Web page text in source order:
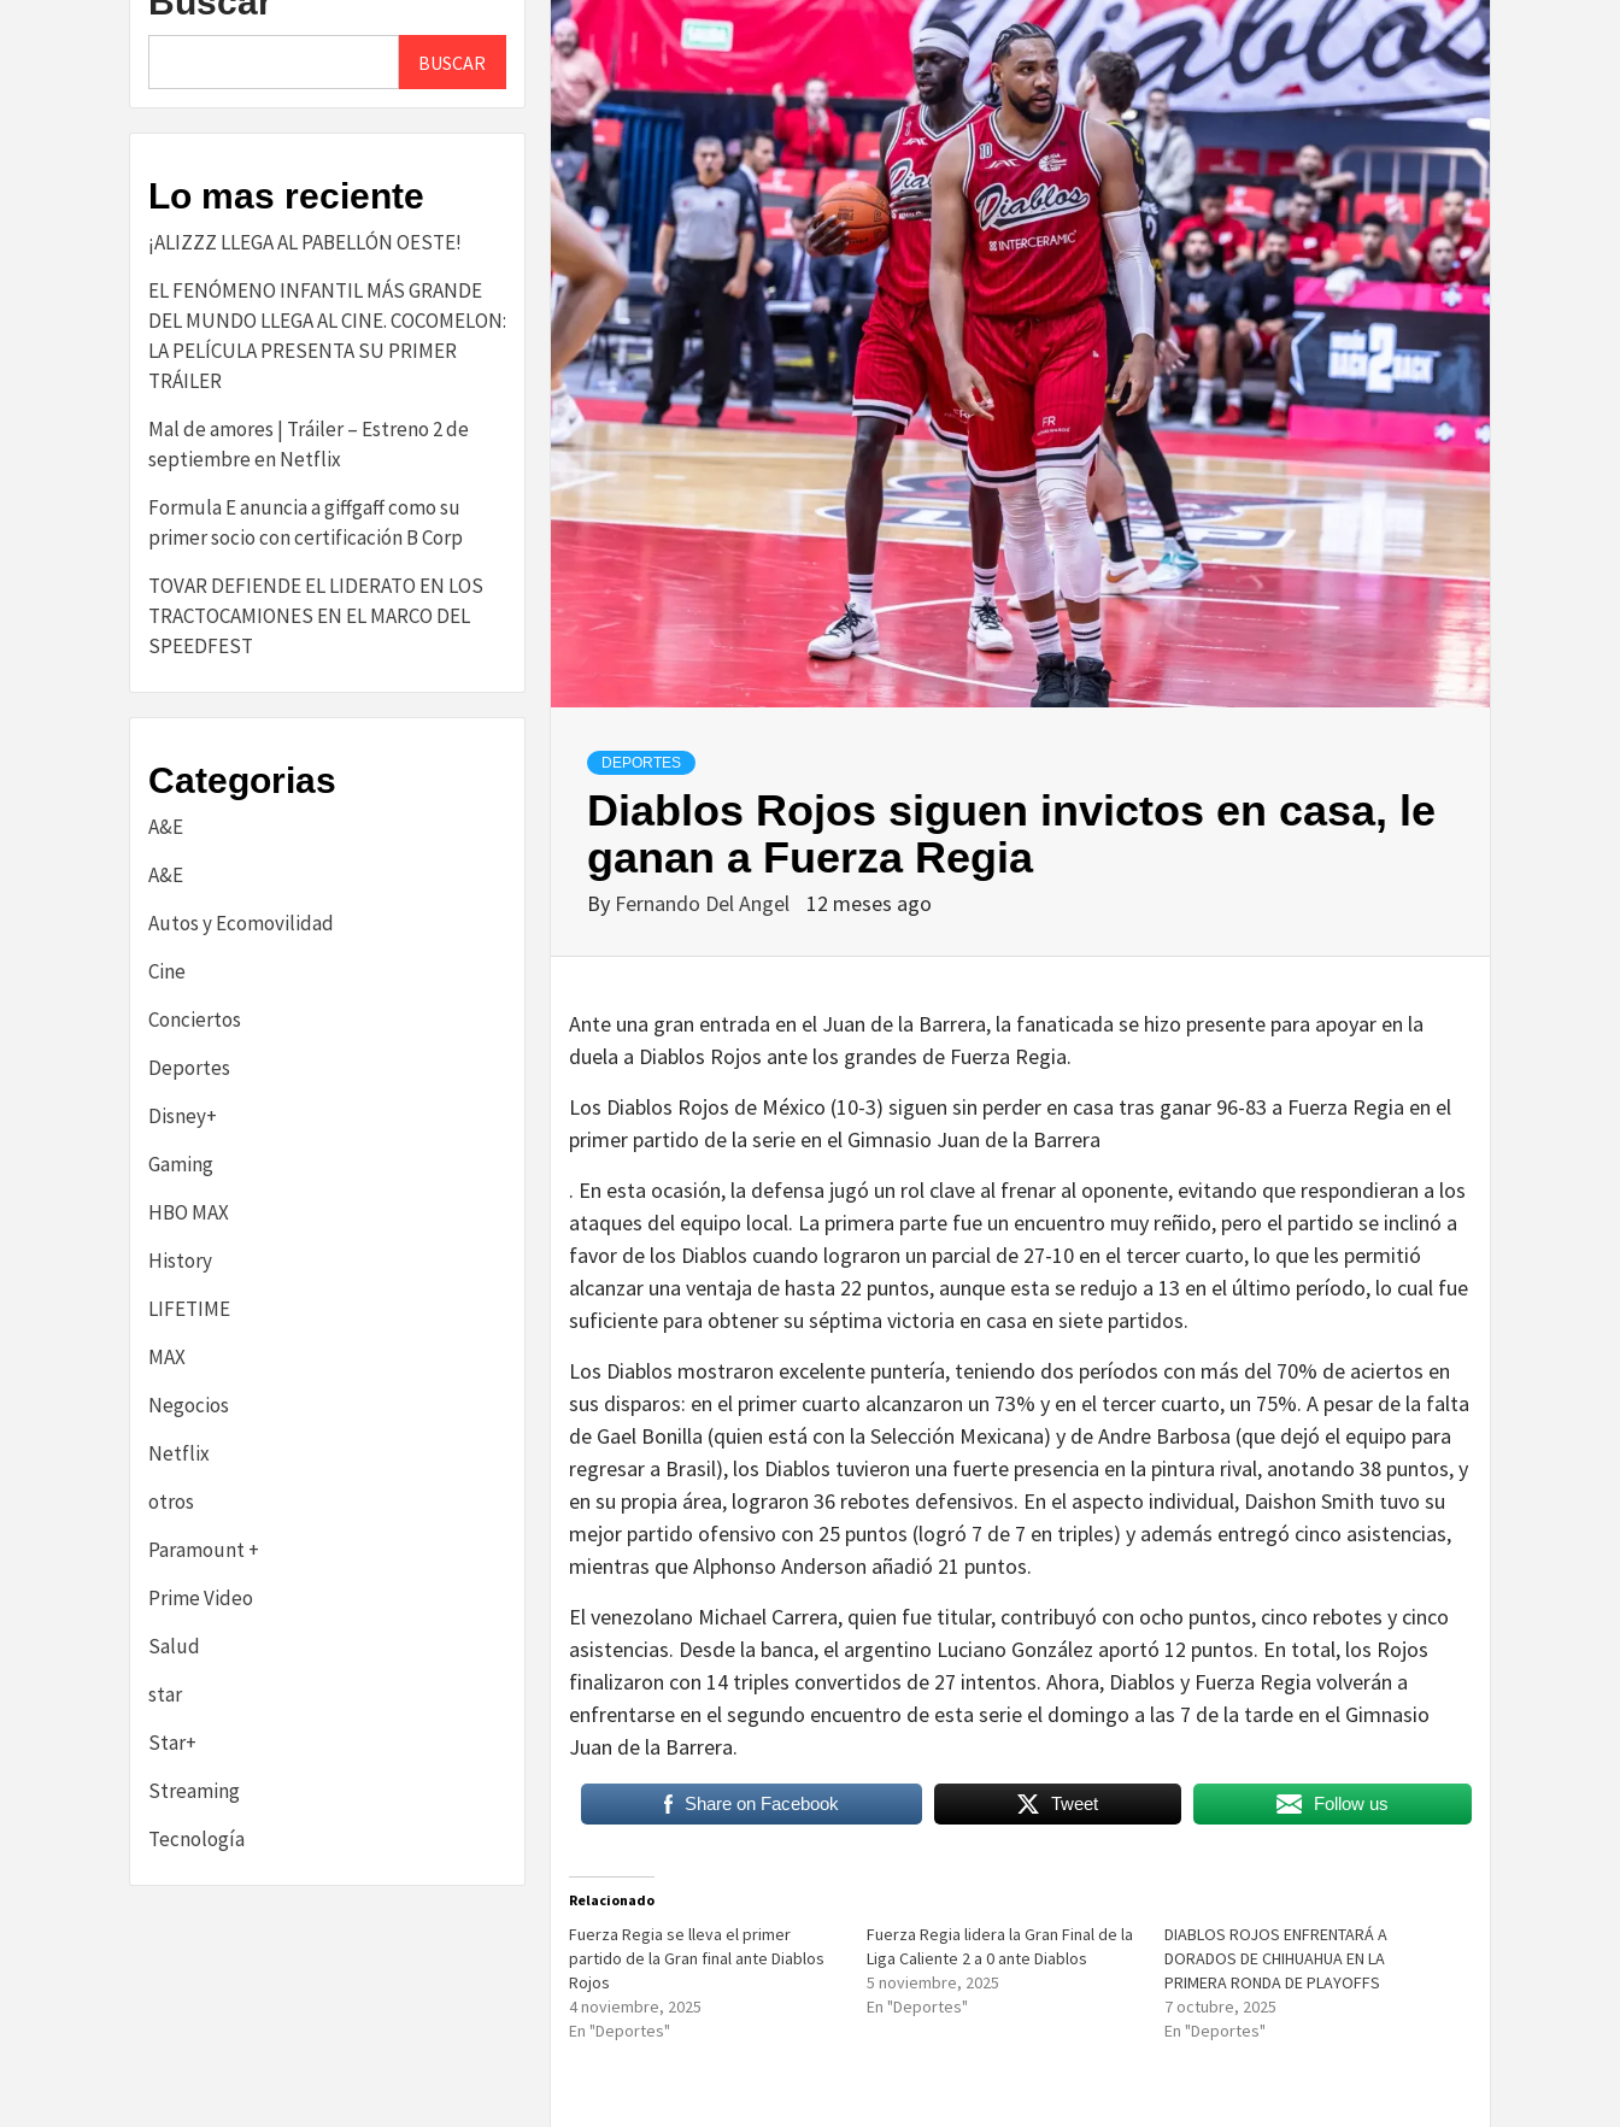
DEPORTES
Diablos Rojos siguen invictos en casa, le
ganan a Fuerza Regia
By Fernando Del Angel 12 meses ago
Ante una gran entrada en el Juan de la Barrera, la fanaticada se hizo presente para apoyar en la
duela a Diablos Rojos ante los grandes de Fuerza Regia.
Los Diablos Rojos de México (10-3) siguen sin perder en casa tras ganar 96-83 a Fuerza Regia en el
primer partido de la serie en el Gimnasio Juan de la Barrera
. En esta ocasión, la defensa jugó un rol clave al frenar al oponente, evitando que respondieran a los
ataques del equipo local. La primera parte fue un encuentro muy reñido, pero el partido se inclinó a
favor de los Diablos cuando lograron un parcial de 27-10 en el tercer cuarto, lo que les permitió
alcanzar una ventaja de hasta 22 puntos, aunque esta se redujo a 13 en el último período, lo cual fue
suficiente para obtener su séptima victoria en casa en siete partidos.
Los Diablos mostraron excelente puntería, teniendo dos períodos con más del 70% de aciertos en
sus disparos: en el primer cuarto alcanzaron un 73% y en el tercer cuarto, un 75%. A pesar de la falta
de Gael Bonilla (quien está con la Selección Mexicana) y de Andre Barbosa (que dejó el equipo para
regresar a Brasil), los Diablos tuvieron una fuerte presencia en la pintura rival, anotando 38 puntos, y
en su propia área, lograron 36 rebotes defensivos. En el aspecto individual, Daishon Smith tuvo su
mejor partido ofensivo con 25 puntos (logró 7 de 7 en triples) y además entregó cinco asistencias,
mientras que Alphonso Anderson añadió 21 puntos.
El venezolano Michael Carrera, quien fue titular, contribuyó con ocho puntos, cinco rebotes y cinco
asistencias. Desde la banca, el argentino Luciano González aportó 12 puntos. En total, los Rojos
finalizaron con 14 triples convertidos de 27 intentos. Ahora, Diablos y Fuerza Regia volverán a
enfrentarse en el segundo encuentro de esta serie el domingo a las 7 de la tarde en el Gimnasio
Juan de la Barrera.
Share on Facebook Tweet Follow us
Relacionado
Fuerza Regia se lleva el primer
partido de la Gran final ante Diablos
Rojos
4 noviembre, 2025
En "Deportes"
Fuerza Regia lidera la Gran Final de la
Liga Caliente 2 a 0 ante Diablos
5 noviembre, 2025
En "Deportes"
DIABLOS ROJOS ENFRENTARÁ A
DORADOS DE CHIHUAHUA EN LA
PRIMERA RONDA DE PLAYOFFS
7 octubre, 2025
En "Deportes"
BUSCAR
Lo mas reciente
¡ALIZZZ LLEGA AL PABELLÓN OESTE!
EL FENÓMENO INFANTIL MÁS GRANDE
DEL MUNDO LLEGA AL CINE. COCOMELON:
LA PELÍCULA PRESENTA SU PRIMER
TRÁILER
Mal de amores | Tráiler – Estreno 2 de
septiembre en Netflix
​Formula E anuncia a giffgaff como su
primer socio con certificación B Corp​
TOVAR DEFIENDE EL LIDERATO EN LOS
TRACTOCAMIONES EN EL MARCO DEL
SPEEDFEST
Categorias
A&E
A&E
Autos y Ecomovilidad
Cine
Conciertos
Deportes
Disney+
Gaming
HBO MAX
History
LIFETIME
MAX
Negocios
Netflix
otros
Paramount +
Prime Video
Salud
star
Star+
Streaming
Tecnología